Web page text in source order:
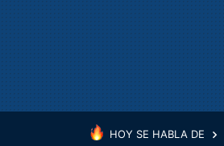
HOY SE HABLA DE